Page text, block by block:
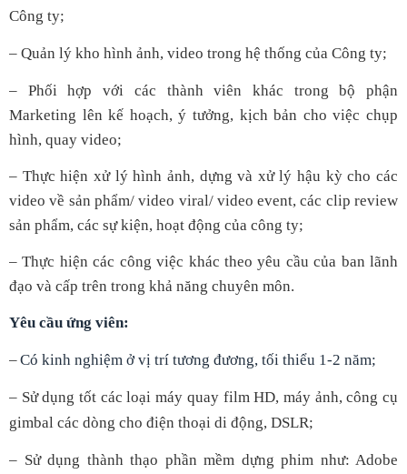
Công ty;
– Quản lý kho hình ảnh, video trong hệ thống của Công ty;
– Phối hợp với các thành viên khác trong bộ phận
Marketing lên kế hoạch, ý tưởng, kịch bản cho việc chụp
hình, quay video;
– Thực hiện xử lý hình ảnh, dựng và xử lý hậu kỳ cho các
video về sản phẩm/ video viral/ video event, các clip review
sản phẩm, các sự kiện, hoạt động của công ty;
– Thực hiện các công việc khác theo yêu cầu của ban lãnh
đạo và cấp trên trong khả năng chuyên môn.
Yêu cầu ứng viên:
–Có kinh nghiệm ở vị trí tương đương, tối thiểu 1-2 năm;
– Sử dụng tốt các loại máy quay film HD, máy ảnh, công cụ
gimbal các dòng cho điện thoại di động, DSLR;
– Sử dụng thành thạo phần mềm dựng phim như: Adobe